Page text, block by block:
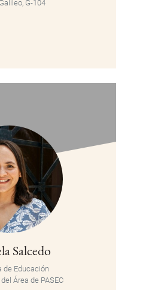
G-104
Salcedo
de Educación
Área de PASEC